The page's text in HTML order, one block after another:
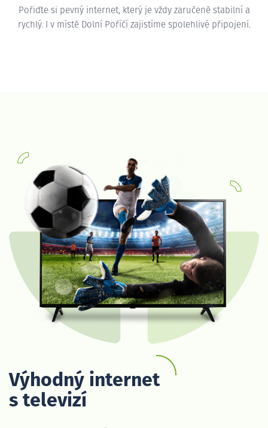
Pořiďte si pevný internet, který je vždy zaručeně stabilní a
rychlý. I v místě Dolní Poříčí zajistíme spolehlivé připojení.
Výhodný internet
s televizí